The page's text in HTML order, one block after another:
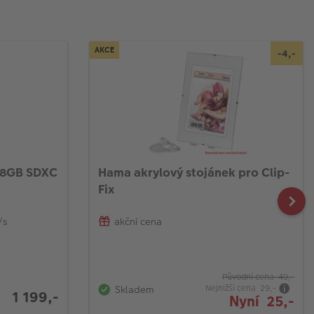
SDXC
1 199,-
AKCE -4,-
Hama akrylový stojánek pro Clip-
Fix
akční cena
Skladem
Původní cena 49,-
Nejnižší cena 29,-
Nyní 25,-